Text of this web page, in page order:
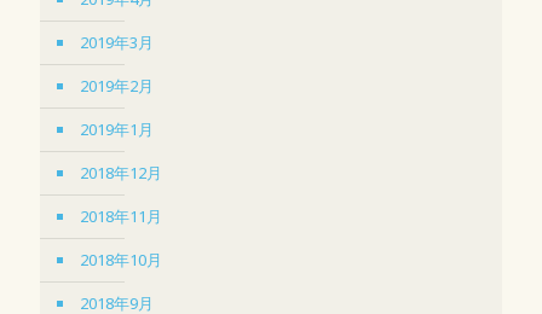
2019年3月
2019年2月
2019年1月
2018年12月
2018年11月
2018年10月
2018年9月